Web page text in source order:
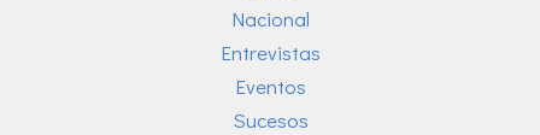
Nacional
Entrevistas
Eventos
Sucesos